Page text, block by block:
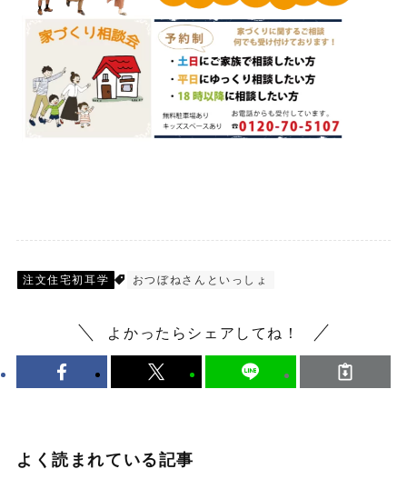
注文住宅初耳学 おつぼねさんといっしょ
よかったらシェアしてね！
よく読まれている記事